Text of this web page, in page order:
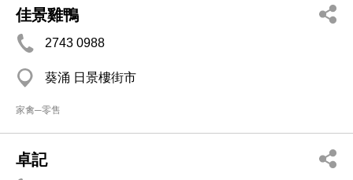
佳景雞鴨
2743 0988
葵涌 日景樓街市
家禽─零售
卓記